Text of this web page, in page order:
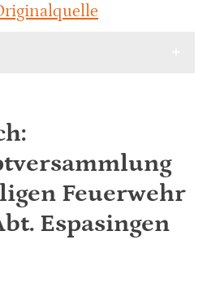
Feuerwehr
Espasingen